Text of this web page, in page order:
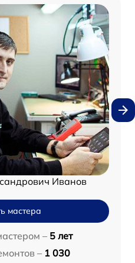
Иванов
мастера
– 5 лет
– 1 030